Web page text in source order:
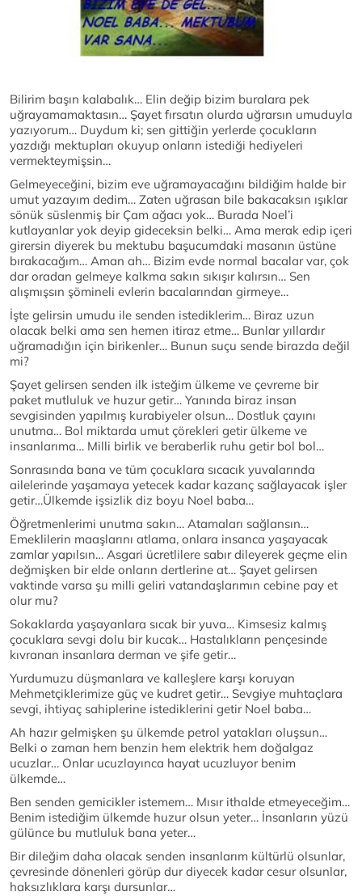
Bilirim başın kalabalık… Elin değip bizim buralara pek
uğrayamamaktasın… Şayet fırsatın olurda uğrarsın umuduyla
yazıyorum… Duydum ki; sen gittiğin yerlerde çocukların
yazdığı mektupları okuyup onların istediği hediyeleri
vermekteymişsin…
Gelmeyeceğini, bizim eve uğramayacağını bildiğim halde bir
umut yazayım dedim… Zaten uğrasan bile bakacaksın ışıklar
sönük süslenmiş bir Çam ağacı yok… Burada Noel’i
kutlayanlar yok deyip gideceksin belki… Ama merak edip içeri
girersin diyerek bu mektubu başucumdaki masanın üstüne
bırakacağım… Aman ah… Bizim evde normal bacalar var, çok
dar oradan gelmeye kalkma sakın sıkışır kalırsın… Sen
alışmışsın şömineli evlerin bacalarından girmeye…
İşte gelirsin umudu ile senden istediklerim… Biraz uzun
olacak belki ama sen hemen itiraz etme… Bunlar yıllardır
uğramadığın için birikenler… Bunun suçu sende birazda değil
mi?
Şayet gelirsen senden ilk isteğim ülkeme ve çevreme bir
paket mutluluk ve huzur getir… Yanında biraz insan
sevgisinden yapılmış kurabiyeler olsun… Dostluk çayını
unutma… Bol miktarda umut çörekleri getir ülkeme ve
insanlarıma… Milli birlik ve beraberlik ruhu getir bol bol…
Sonrasında bana ve tüm çocuklara sıcacık yuvalarında
ailelerinde yaşamaya yetecek kadar kazanç sağlayacak işler
getir…Ülkemde işsizlik diz boyu Noel baba…
Öğretmenlerimi unutma sakın… Atamaları sağlansın…
Emeklilerin maaşlarını atlama, onlara insanca yaşayacak
zamlar yapılsın… Asgari ücretlilere sabır dileyerek geçme elin
değmişken bir elde onların dertlerine at… Şayet gelirsen
vaktinde varsa şu milli geliri vatandaşlarımın cebine pay et
olur mu?
Sokaklarda yaşayanlara sıcak bir yuva… Kimsesiz kalmış
çocuklara sevgi dolu bir kucak… Hastalıkların pençesinde
kıvranan insanlara derman ve şife getir…
Yurdumuzu düşmanlara ve kalleşlere karşı koruyan
Mehmetçiklerimize güç ve kudret getir… Sevgiye muhtaçlara
sevgi, ihtiyaç sahiplerine istediklerini getir Noel baba…
Ah hazır gelmişken şu ülkemde petrol yatakları oluşsun…
Belki o zaman hem benzin hem elektrik hem doğalgaz
ucuzlar… Onlar ucuzlayınca hayat ucuzluyor benim
ülkemde…
Ben senden gemicikler istemem… Mısır ithalde etmeyeceğim…
Benim istediğim ülkemde huzur olsun yeter… İnsanların yüzü
gülünce bu mutluluk bana yeter…
Bir dileğim daha olacak senden insanlarım kültürlü olsunlar,
çevresinde dönenleri görüp dur diyecek kadar cesur olsunlar,
haksızlıklara karşı dursunlar…